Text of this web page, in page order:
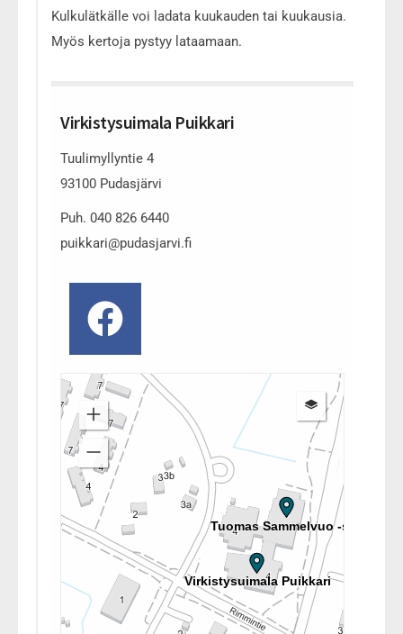
Kulkulätkälle voi ladata kuukauden tai kuukausia.
Myös kertoja pystyy lataamaan.
Virkistysuimala Puikkari
Tuulimyllyntie 4
93100 Pudasjärvi
Puh. 040 826 6440
puikkari@pudasjarvi.fi